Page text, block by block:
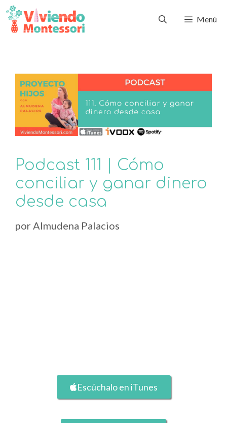
Menú
Podcast 111 | Cómo
conciliar y ganar dinero
desde casa
por Almudena Palacios
Escúchalo en iTunes